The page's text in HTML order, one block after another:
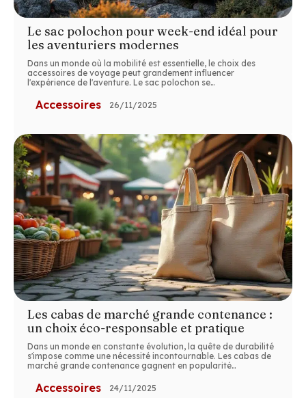
Le sac polochon pour week-end idéal pour
les aventuriers modernes
Dans un monde où la mobilité est essentielle, le choix des
accessoires de voyage peut grandement influencer
l'expérience de l'aventure. Le sac polochon se…
Accessoires 26/11/2025
Les cabas de marché grande contenance :
un choix éco-responsable et pratique
Dans un monde en constante évolution, la quête de durabilité
s'impose comme une nécessité incontournable. Les cabas de
marché grande contenance gagnent en popularité…
Accessoires 24/11/2025